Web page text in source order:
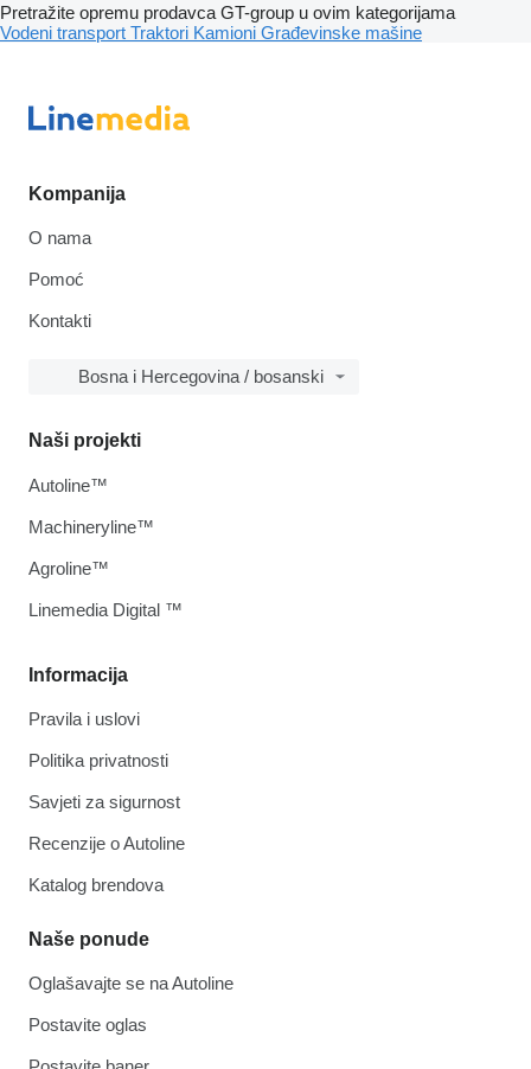
Pretražite opremu prodavca GT-group u ovim kategorijama
Vodeni transport Traktori Kamioni Građevinske mašine
Kompanija
O nama
Pomoć
Kontakti
Bosna i Hercegovina / bosanski
Informacija
Pravila i uslovi
Politika privatnosti
Savjeti za sigurnost
Recenzije o Autoline
Katalog brendova
Naše ponude
Oglašavajte se na Autoline
Postavite oglas
Naši projekti
Autoline™
Machineryline™
Agroline™
Linemedia Digital ™